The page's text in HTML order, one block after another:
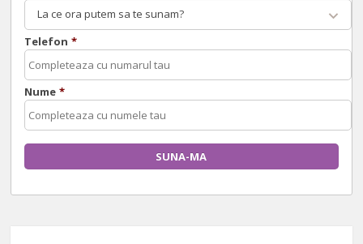
La ce ora putem sa te sunam?
Telefon *
Nume *